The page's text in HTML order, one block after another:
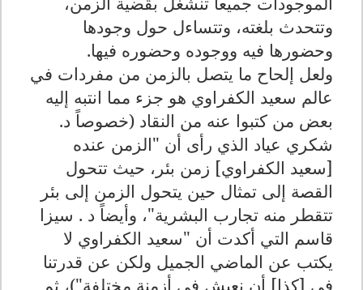
وتتحدث بلغته، وتتساءل حول وجودها
وحضورها فيه ووجوده وحضوره فيها.
ولعل إلحاح ما يتصل بالزمن من مفردات في
عالم سعيد الكفراوي هو جزء مما انتبه إليه
بعض من كتبوا عنه من النقاد (خصوصاً د.
شكري عياد الذي رأى أن "الزمن عنده
[سعيد الكفراوي] زمن بئر، حيث تتحول
القصة إلى تمثال حين يتحول الزمن إلى بئر
تتقطر منه تجارب البشرية"، وأيضاً د . سيزا
قاسم التي أكدت أن "سعيد الكفراوي لا
يكتب عن الماضي الجميل ولكن عن قدرتنا
في [كذا] أن نعيش في أزمنة مختلفة")، ثم